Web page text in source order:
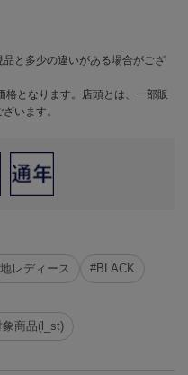
と多少の違いがある場合がござ
格となります。店頭とは、一部販
います。
レディース #BLACK
商品(l_st)